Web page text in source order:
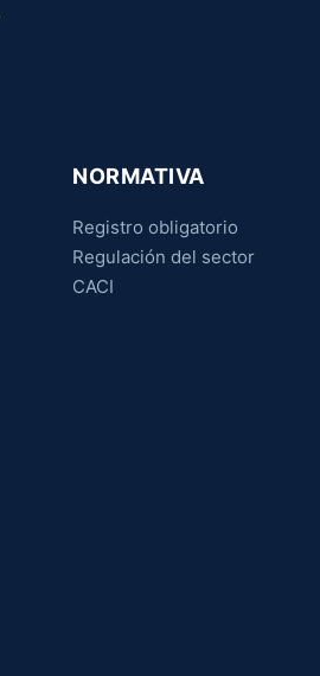
NORMATIVA
Registro obligatorio
Regulación del sector
CACI